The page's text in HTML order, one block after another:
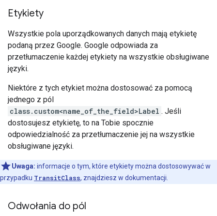
Etykiety
Wszystkie pola uporządkowanych danych mają etykietę
podaną przez Google. Google odpowiada za
przetłumaczenie każdej etykiety na wszystkie obsługiwane
języki.
Niektóre z tych etykiet można dostosować za pomocą
jednego z pól
class.custom<name_of_the_field>Label . Jeśli
dostosujesz etykietę, to na Tobie spocznie
odpowiedzialność za przetłumaczenie jej na wszystkie
obsługiwane języki.
Uwaga: informacje o tym, które etykiety można dostosowywać w
przypadku TransitClass, znajdziesz w dokumentacji.
Odwołania do pól